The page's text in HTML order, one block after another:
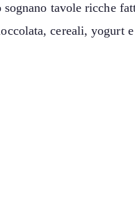
tavole ricche
cereali, yogurt